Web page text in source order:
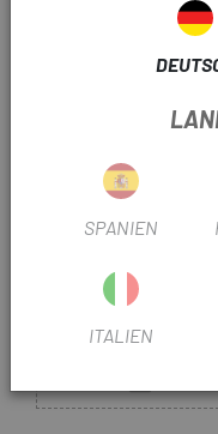
+
Überprüfen Sie die
SPANIEN
ITALIEN